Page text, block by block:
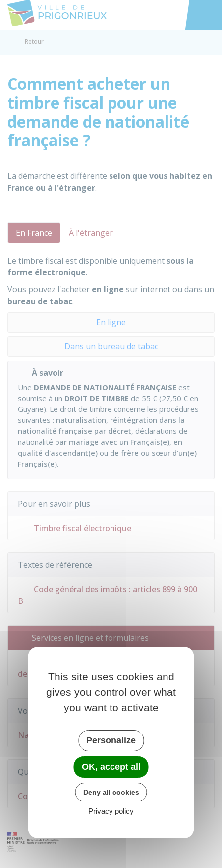
Accéder
Retour
Comment acheter un
timbre fiscal pour une
demande de nationalité
française ?
La démarche est différente selon que vous habitez en
France ou à l'étranger.
En France À l'étranger
Le timbre fiscal est disponible uniquement sous la
forme électronique.
Vous pouvez l'acheter en ligne sur internet ou dans un
bureau de tabac.
En ligne
Dans un bureau de tabac
À savoir
Une DEMANDE DE NATIONALITÉ FRANÇAISE est
soumise à un DROIT DE TIMBRE de 55 € (27,50 € en
Guyane). Le droit de timbre concerne les procédures
suivantes : naturalisation, réintégration dans la
nationalité française par décret, déclarations de
nationalité par mariage avec un Français(e), en
qualité d'ascendant(e) ou de frère ou sœur d'un(e)
Français(e).
Pour en savoir plus
Timbre fiscal électronique
Textes de référence
Code général des impôts : articles 899 à 900
B
Services en ligne et formulaires
demande de nationalité française
Voir aussi
Nationalité française
Questions ? Réponses !
Comment obtenir la nationalité française ?
This site uses cookies and
gives you control over what
you want to activate
Personalize
OK, accept all
Deny all cookies
Privacy policy